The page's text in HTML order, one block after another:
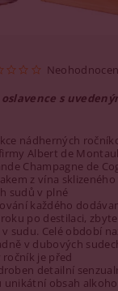
s
nádherných
Albert de
Champagne de
z vína sklizeného
sudů v plné
každého
po destilaci,
sudu. Celé období
v dubových
je před
detailní
unikátní obsah